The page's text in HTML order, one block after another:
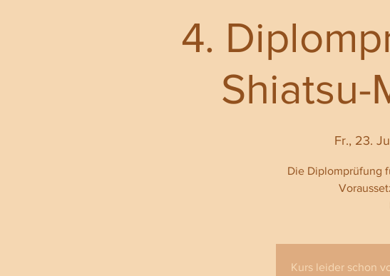
4.
Shiatsu-
Fr., 23.
Die Diplomprüfung
Kurs leider schon